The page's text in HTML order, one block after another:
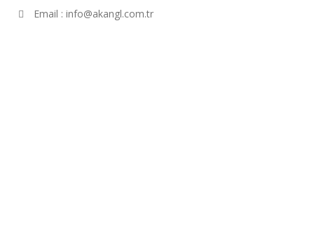
Email : info@akangl.com.tr